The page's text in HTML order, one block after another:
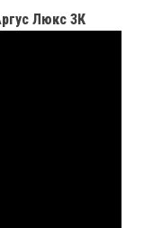
Люкс 3К